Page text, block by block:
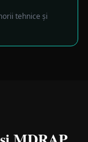
tehnice și